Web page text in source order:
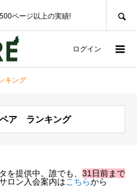
ページ以上の実績!
ログイン
ング
ア ランキング
を提供中。誰でも、 31日前まで
ロン入会案内はこちらから